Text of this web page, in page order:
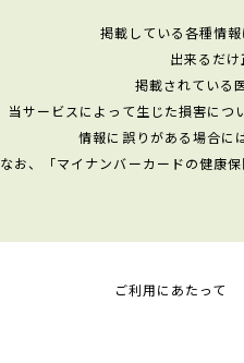
掲載している各種情
出来るだ
掲載されている
当サービスによって生じた損害につ
情報に誤りがある場合に
なお、「マイナンバーカードの健康
ご利用にあたって